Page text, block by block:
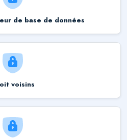
de base de données
voisins